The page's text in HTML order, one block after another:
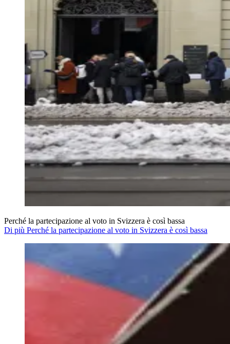
Perché la partecipazione al voto in Svizzera è così bassa
Di più Perché la partecipazione al voto in Svizzera è così bassa